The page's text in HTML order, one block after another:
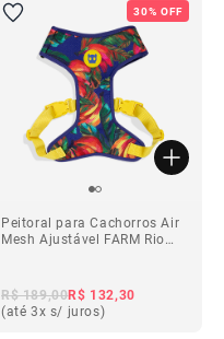
30% OFF
Peitoral para Cachorros Air
Mesh Ajustável FARM Rio
R$ 189,00R$ 132,30
(até 3x s/ juros)